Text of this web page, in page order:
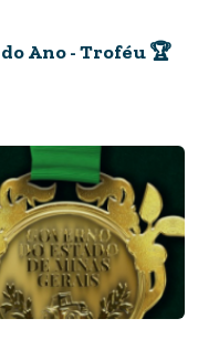
Ano - Troféu 🏆